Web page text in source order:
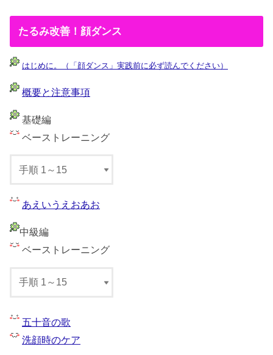
たるみ改善！顔ダンス
はじめに。（「顔ダンス」実践前に必ず読んでください）
概要と注意事項
基礎編
ベーストレーニング
あえいうえおあお
中級編
ベーストレーニング
五十音の歌
洗顔時のケア